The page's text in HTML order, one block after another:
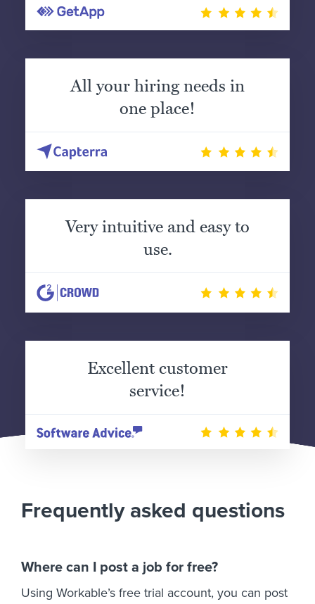
All your hiring needs in
one place!
Very intuitive and easy to
use.
Excellent customer
service!
Frequently asked questions
Where can I post a job for free?
Using Workable’s free trial account, you can post